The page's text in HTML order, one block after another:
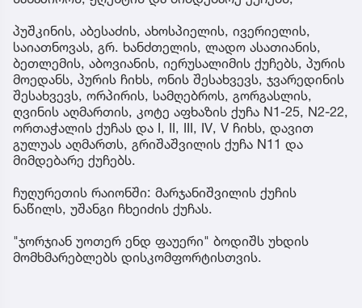
პუშკინის, აბესაძის, ახოსპიელის, ივერიელის,
საიათნოვას, გრ. ხანძთელის, ლადო ასათიანის,
ბეთლემის, აბოვიანის, იერუსალიმის ქუჩებს, პურის
მოედანს, პურის ჩიხს, ონის შესახვევს, ჯვარედინის
შესახვევს, ორპირის, სამღებროს, გორგასლის,
ღვინის აღმართის, კოტე აფხაზის ქუჩა N1-25, N2-22,
ორთაჭალის ქუჩას და I, II, III, IV, V ჩიხს, დავით
გულუას აღმართს, გრიშაშვილის ქუჩა N11 და
მიმდებარე ქუჩებს.
ჩუღურეთის რაიონში: მარჯანიშვილის ქუჩის
ნაწილს, უშანგი ჩხეიძის ქუჩას.
"ჯორჯიან უოთერ ენდ ფაუერი" ბოდიშს უხდის
მომხმარებლებს დისკომფორტისთვის.